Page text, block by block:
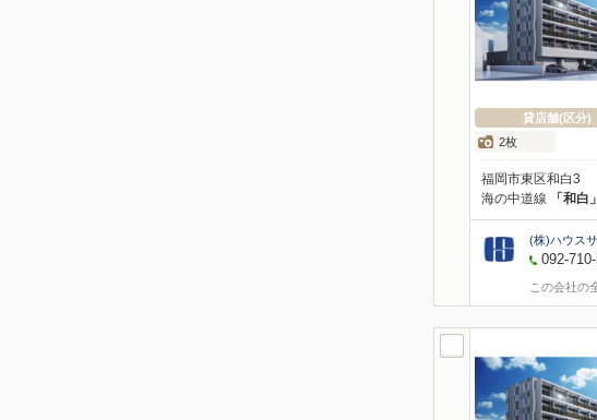
貸店舗(区分)
2枚
福岡市東区和白3
海の中道線 「和白
(株)ハウス
092-
この会社の